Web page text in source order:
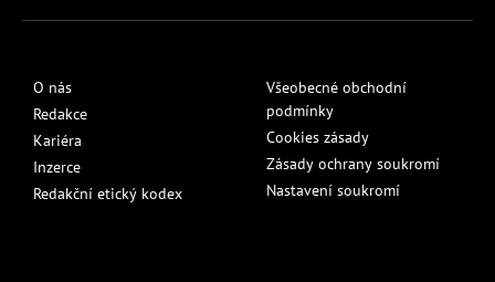
O nás
Redakce
Kariéra
Inzerce
Redakční etický kodex
Všeobecné obchodní
podmínky
Cookies zásady
Zásady ochrany soukromí
Nastavení soukromí